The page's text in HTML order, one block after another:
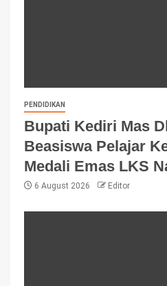
PENDIDIKAN
Bupati Kediri Mas
Beasiswa Pelajar
Medali Emas LKS
6 August 2026 Editor